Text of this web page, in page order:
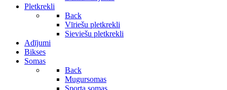
Pletkrekli
Back
Vīriešu pletkrekli
Sieviešu pletkrekli
Adījumi
Bikses
Somas
Back
Mugursomas
Sporta somas